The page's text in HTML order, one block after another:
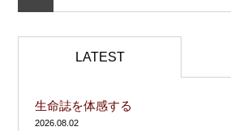
LATEST
生命誌を体感する
2026.08.02